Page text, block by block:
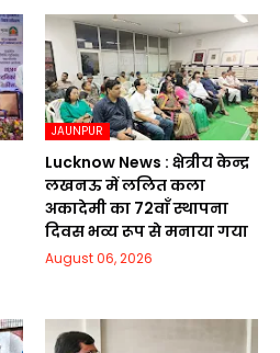
JAUNPUR
Lucknow News : क्षेत्रीय केन्द्र
लखनऊ में ललित कला
अकादेमी का 72वाॅं स्थापना
दिवस भव्य रूप से मनाया गया
August 06, 2026